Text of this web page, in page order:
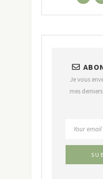
Je vous
mes